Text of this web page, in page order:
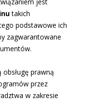
takich
podstawowe ich
zagwarantowane
prawną
przez
w zakresie